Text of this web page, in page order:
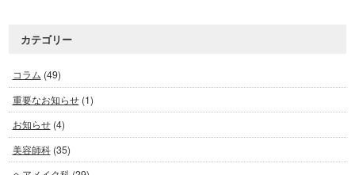
カテゴリー
コラム (49)
重要なお知らせ(1)
お知らせ(4)
美容師科(35)